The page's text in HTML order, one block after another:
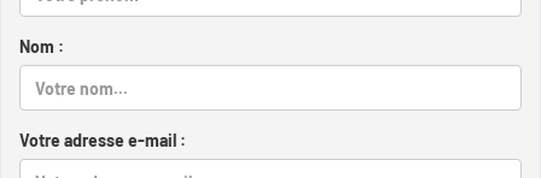
Nom :
Votre adresse e-mail :